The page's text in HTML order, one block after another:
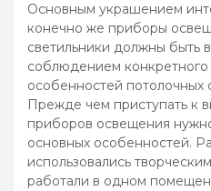
Основным украшением
конечно же приборы
светильники должны быть
соблюдением конкретного
особенностей потолочных
Прежде чем приступать к
приборов освещения
основных особенностей.
использовались
работали в одном